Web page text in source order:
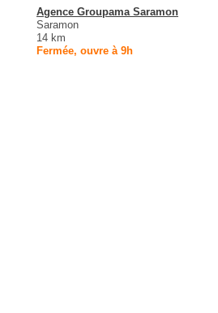
Agence Groupama Saramon
Saramon
14 km
Fermée, ouvre à 9h